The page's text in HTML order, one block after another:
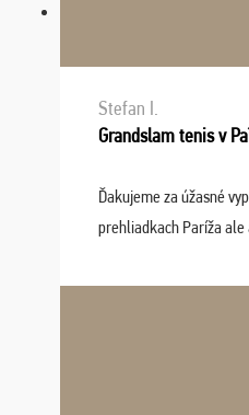
Stefan I.
Grandslam tenis v
Ďakujeme za úžasné
prehliadkach Paríža
spomínať a zväžujeme